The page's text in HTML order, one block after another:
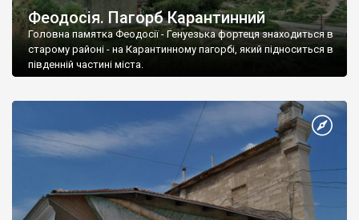
Феодосія. Пагорб Карантинний
Головна памятка Феодосії - Генуезька фортеця знаходиться в
старому районі - на Карантинному пагорбі, який підноситься в
південній частині міста.